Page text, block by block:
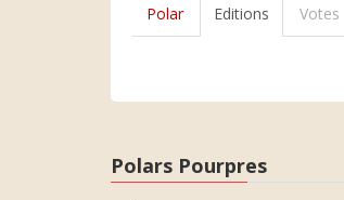
Polar Editions Votes
Polars Pourpres